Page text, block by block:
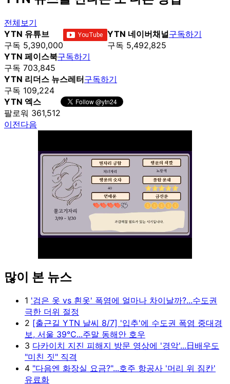
전체보기
YTN 유튜브
구독 5,390,000
YTN 네이버채널
구독 5,492,825
구독하기
YTN 페이스북
구독 703,845
구독하기
YTN 리더스 뉴스레터
구독 109,224
구독하기
YTN 엑스
팔로워 361,512
이전다음
많이 본 뉴스
1 '검은 옷 vs 흰옷' 폭염에 얼마나 차이날까?...수도권
극한 더위 절정
2 [출근길 YTN 날씨 8/7] '입추'에 수도권 폭염 중대경
보, 서울 39℃...주말 동해안 호우
3 다카이치 지진 피해지 방문 영상에 '경악'...日배우도
"미친 짓" 직격
4 "다음엔 화장실 요금?"...호주 항공사 '머리 위 짐칸'
유료화